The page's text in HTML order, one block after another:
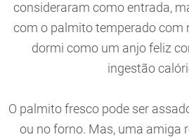
consideraram como entrada,
com o palmito temperado com
dormi como um anjo feliz
ingestão
O palmito fresco pode ser
ou no forno. Mas, uma amiga